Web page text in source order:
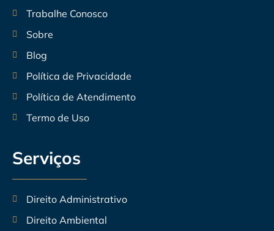
Trabalhe Conosco
Sobre
Blog
Política de Privacidade
Política de Atendimento
Termo de Uso
Serviços
Direito Administrativo
Direito Ambiental